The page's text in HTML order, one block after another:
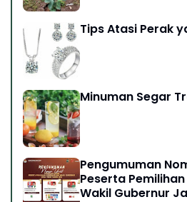
Tips Atasi Perak
Minuman Segar
Pengumuman
Peserta
Wakil Gubernur